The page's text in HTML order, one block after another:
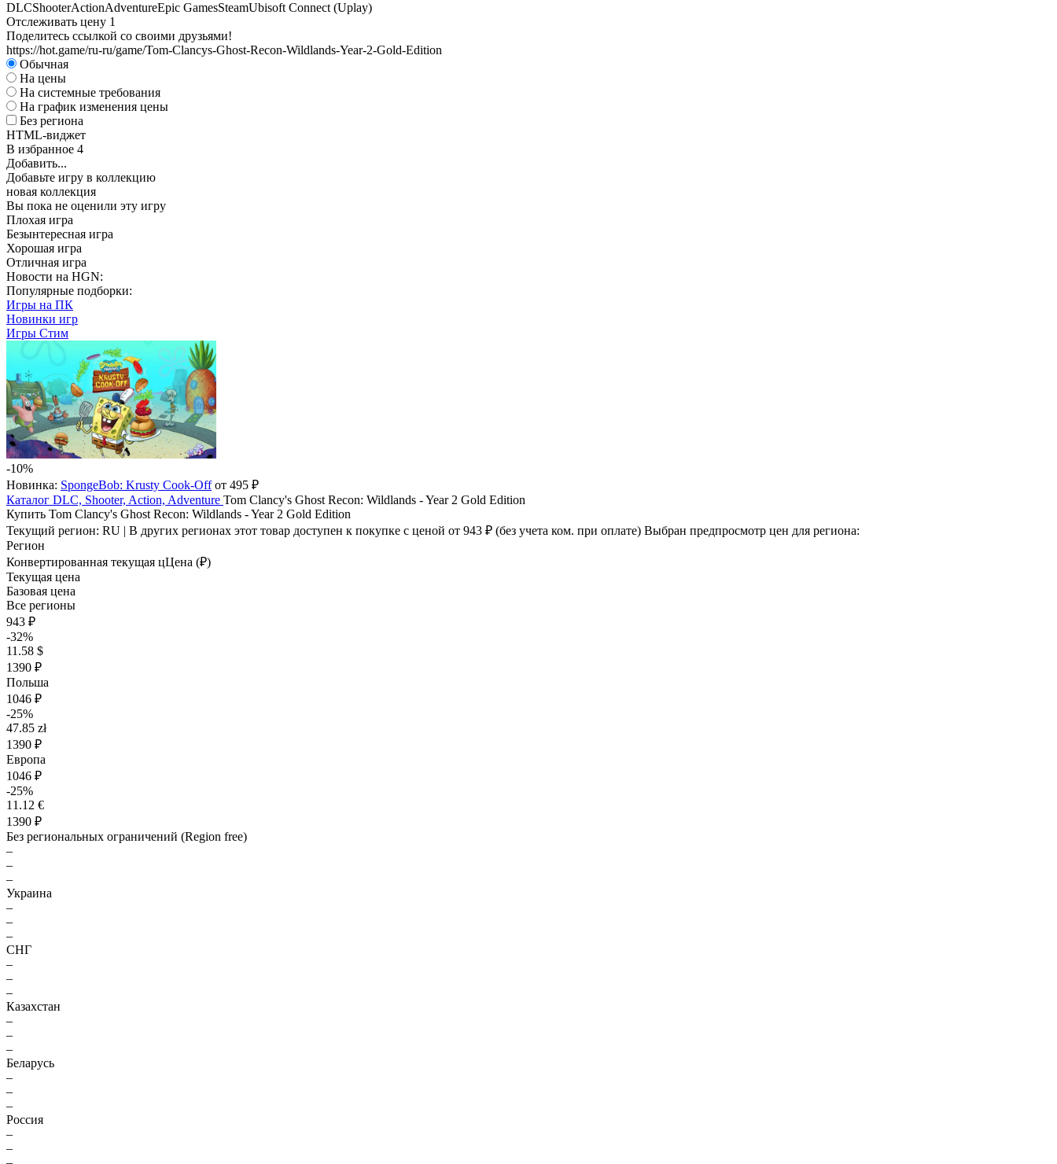
DLCShooterActionAdventureEpic GamesSteamUbisoft Connect (Uplay)
Отслеживать цену 1
Поделитесь ссылкой со своими друзьями!
https://hot.game/ru-ru/game/Tom-Clancys-Ghost-Recon-Wildlands-Year-2-Gold-Edition
Обычная
На цены
На системные требования
На график изменения цены
Без региона
HTML-виджет
В избранное 4
Добавить...
Добавьте игру в коллекцию
новая коллекция
Вы пока не оценили эту игру
Плохая игра
Безынтересная игра
Хорошая игра
Отличная игра
Новости на HGN:
Популярные подборки:
Игры на ПК
Новинки игр
Игры Стим
-10%
Новинка: SpongeBob: Krusty Cook-Offот 495 ₽
Каталог DLC, Shooter, Action, Adventure Tom Clancy's Ghost Recon: Wildlands - Year 2 Gold Edition
Купить Tom Clancy's Ghost Recon: Wildlands - Year 2 Gold Edition
Текущий регион: RU | В других регионах этот товар доступен к покупке с ценой от 943 ₽ (без учета ком. при оплате) Выбран предпросмотр цен для региона:
Регион
Конвертированная текущая цЦена (₽)
Текущая цена
Базовая цена
Все регионы
943 ₽
-32%
11.58 $
1390 ₽
Польша
1046 ₽
-25%
47.85 zł
1390 ₽
Европа
1046 ₽
-25%
11.12 €
1390 ₽
Без региональных ограничений (Region free)
–
–
–
Украина
–
–
–
СНГ
–
–
–
Казахстан
–
–
–
Беларусь
–
–
–
Россия
–
–